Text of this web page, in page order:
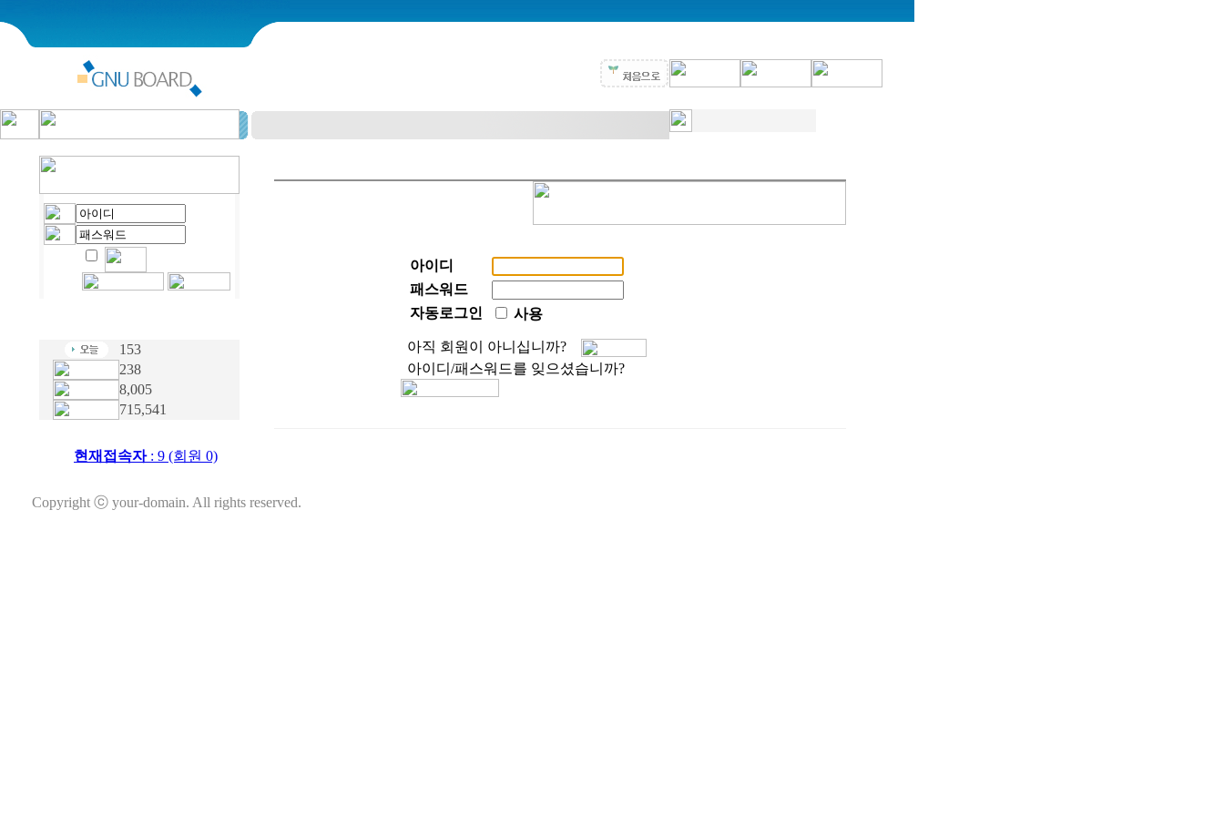
153
238
8,005
715,541
현재접속자: 9 (회원 0)
아이디
패스워드
자동로그인
사용
아직 회원이 아니십니까?
아이디/패스워드를 잊으셨습니까?
Copyright ⓒ your-domain. All rights reserved.